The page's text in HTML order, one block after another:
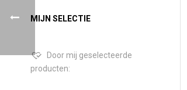
MIJN SELECTIE
Door mij geselecteerde
producten: